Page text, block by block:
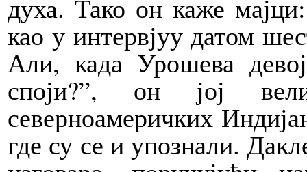
духа. Тако он каже
као у интервјуу датом
Али, када Урошева
споји?”, он јој
северноамеричких
где су се и упознали.